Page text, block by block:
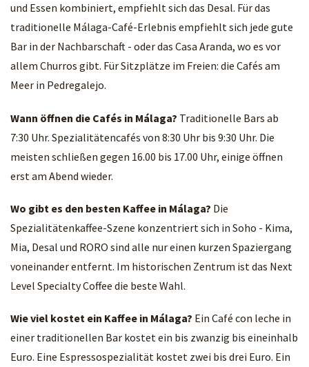
und Essen kombiniert, empfiehlt sich das Desal. Für das
traditionelle Málaga-Café-Erlebnis empfiehlt sich jede gute
Bar in der Nachbarschaft - oder das Casa Aranda, wo es vor
allem Churros gibt. Für Sitzplätze im Freien: die Cafés am
Meer in Pedregalejo.
Wann öffnen die Cafés in Málaga? Traditionelle Bars ab
7:30 Uhr. Spezialitätencafés von 8:30 Uhr bis 9:30 Uhr. Die
meisten schließen gegen 16.00 bis 17.00 Uhr, einige öffnen
erst am Abend wieder.
Wo gibt es den besten Kaffee in Málaga? Die
Spezialitätenkaffee-Szene konzentriert sich in Soho - Kima,
Mia, Desal und RORO sind alle nur einen kurzen Spaziergang
voneinander entfernt. Im historischen Zentrum ist das Next
Level Specialty Coffee die beste Wahl.
Wie viel kostet ein Kaffee in Málaga? Ein Café con leche in
einer traditionellen Bar kostet ein bis zwanzig bis eineinhalb
Euro. Eine Espressospezialität kostet zwei bis drei Euro. Ein